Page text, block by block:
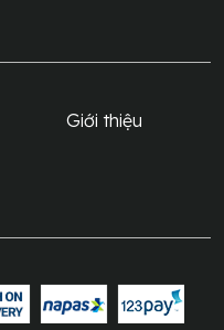
Giới thiệu